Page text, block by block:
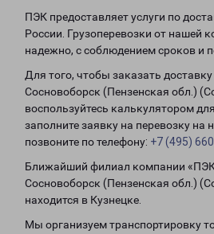
ПЭК предоставляет услуги по
России. Грузоперевозки от нашей
надежно, с соблюдением сроков и
Для того, чтобы заказать доставку
Сосновоборск (Пензенская обл.)
воспользуйтесь калькулятором
заполните заявку на перевозку на
позвоните по телефону: +7 (495)
Ближайший филиал компании
Сосновоборск (Пензенская обл.)
находится в Кузнецке.
Мы организуем транспортировку